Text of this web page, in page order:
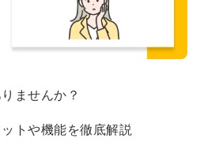
ませんか？
トや機能を徹底解説